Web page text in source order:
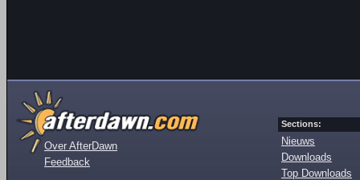
Over AfterDawn
Feedback
Sections:
Nieuws
Downloads
Top Downloads